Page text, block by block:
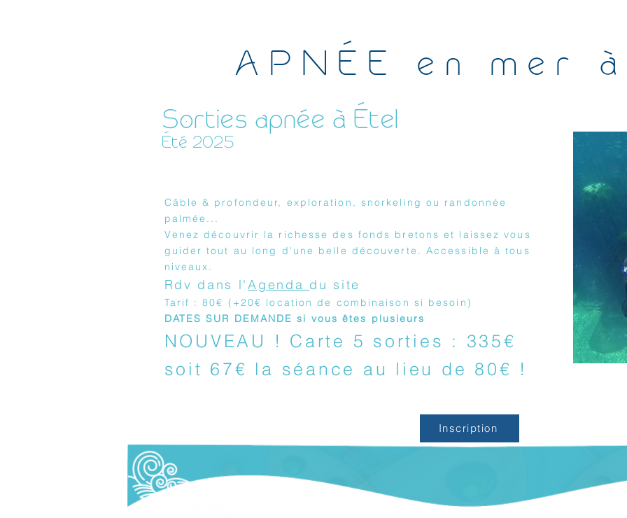
APNÉE en mer
Sorties apnée à Étel
Été 2025
Câble & profondeur, exploration, snorkeling ou randonnée
palmée...
Venez découvrir la richesse des fonds bretons et laissez vous
guider tout au long d'une belle découverte. Accessible à tous
niveaux.
Rdv dans l'Agenda du site
Tarif : 80€ (+20€ location de combinaison si besoin)
DATES SUR DEMANDE si vous êtes plusieurs
NOUVEAU ! Carte 5 sorties : 335€
soit 67€ la séance au lieu de 80€ !
Inscription